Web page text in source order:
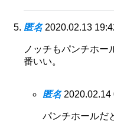
匿名 2020.02.13
ノッチもパンチホー
番いい。
匿名 2020.02.14
パンチホールだ